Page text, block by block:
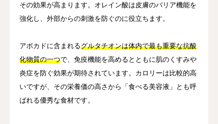
その効果が高まります。オレイン酸は皮膚のバリア機能を
強化し、外部からの刺激を防ぐのに役立ちます。
アボカドに含まれるグルタチオンは体内で最も重要な抗酸
化物質の一つで、免疫機能を高めるとともに肌のくすみや
炎症を防ぐ効果が期待されています。カロリーは比較的高
いですが、その栄養価の高さから「食べる美容液」とも呼
ばれる優秀な食材です。